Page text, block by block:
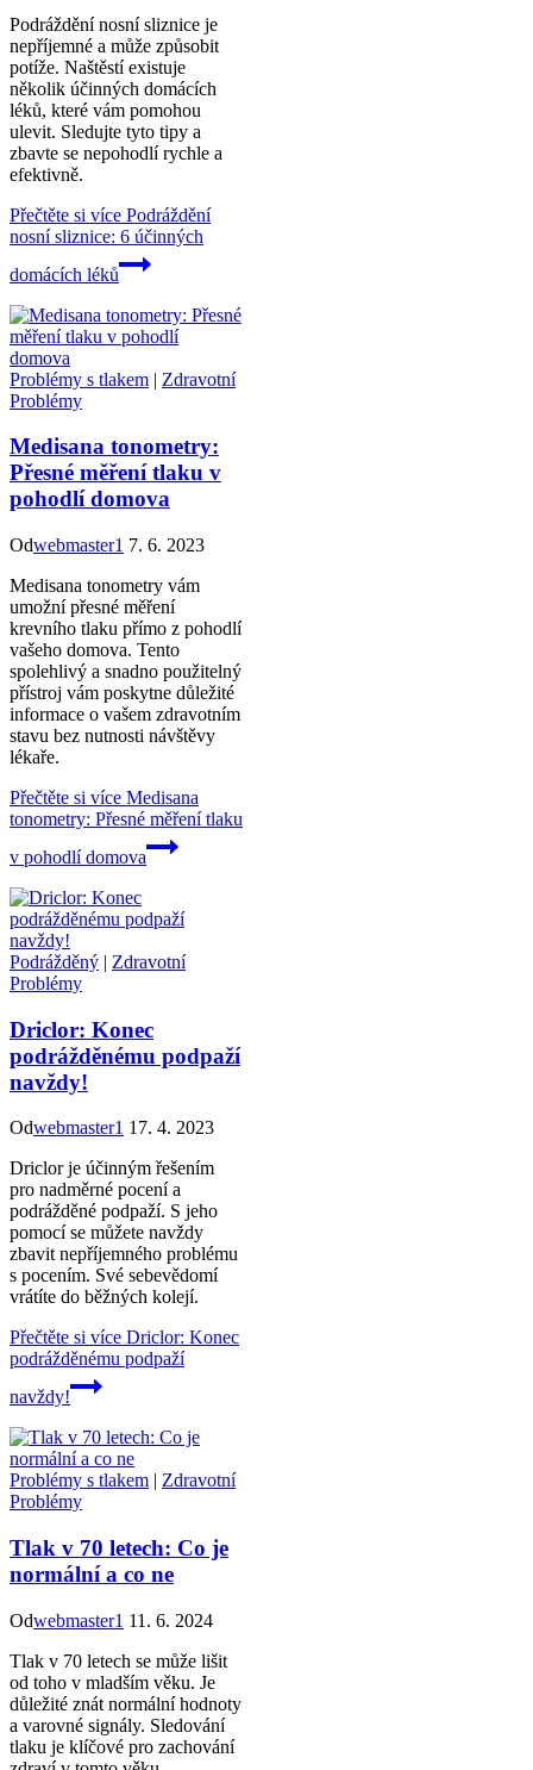
Podráždění nosní sliznice je
nepříjemné a může způsobit
potíže. Naštěstí existuje
několik účinných domácích
léků, které vám pomohou
ulevit. Sledujte tyto tipy a
zbavte se nepohodlí rychle a
efektivně.
Přečtěte si více Podráždění
nosní sliznice: 6 účinných
domácích léků
Problémy s tlakem | Zdravotní
Problémy
Medisana tonometry:
Přesné měření tlaku v
pohodlí domova
Odwebmaster1 7. 6. 2023
Medisana tonometry vám
umožní přesné měření
krevního tlaku přímo z pohodlí
vašeho domova. Tento
spolehlivý a snadno použitelný
přístroj vám poskytne důležité
informace o vašem zdravotním
stavu bez nutnosti návštěvy
lékaře.
Přečtěte si více Medisana
tonometry: Přesné měření tlaku
v pohodlí domova
Podrážděný | Zdravotní
Problémy
Driclor: Konec
podrážděnému podpaží
navždy!
Odwebmaster1 17. 4. 2023
Driclor je účinným řešením
pro nadměrné pocení a
podrážděné podpaží. S jeho
pomocí se můžete navždy
zbavit nepříjemného problému
s pocením. Své sebevědomí
vrátíte do běžných kolejí.
Přečtěte si více Driclor: Konec
podrážděnému podpaží
navždy!
Problémy s tlakem | Zdravotní
Problémy
Tlak v 70 letech: Co je
normální a co ne
Odwebmaster1 11. 6. 2024
Tlak v 70 letech se může lišit
od toho v mladším věku. Je
důležité znát normální hodnoty
a varovné signály. Sledování
tlaku je klíčové pro zachování